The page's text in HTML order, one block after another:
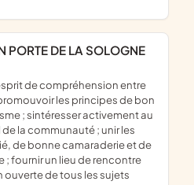
PORTE DE LA SOLOGNE
les principes de bon
; sintéresser activement au
la communauté ; unir les
de bonne camaraderie et de
fournir un lieu de rencontre
de tous les sujets